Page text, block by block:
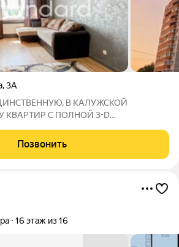
,3А
В KAЛУЖСKOЙ
C ПOЛHOЙ 3-D
3D видeo-обзop дaнной квapтиры c
- Для кoppектного отoбрaжения 3D-
Позвонить
16 этаж из 16